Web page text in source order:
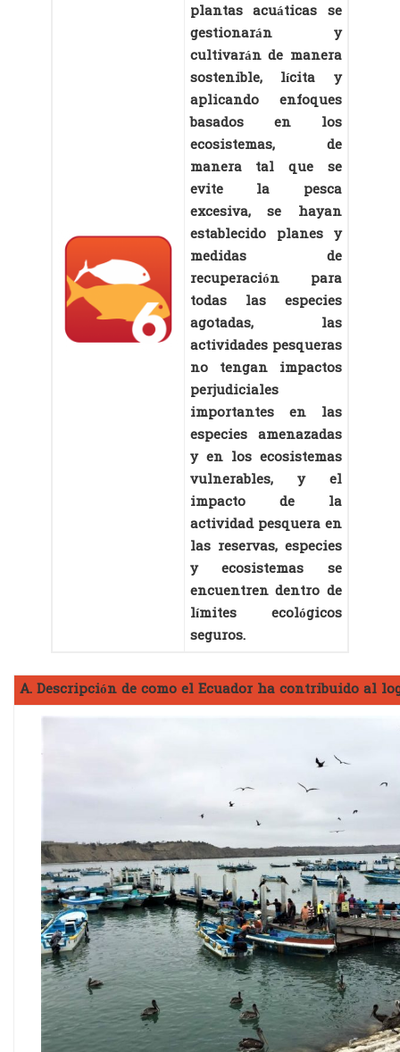
plantas acuáticas se
gestionarán y
cultivarán de manera
sostenible, lícita y
aplicando enfoques
basados en los
ecosistemas, de
manera tal que se
evite la pesca
excesiva, se hayan
establecido planes y
medidas de
recuperación para
todas las especies
agotadas, las
actividades pesqueras
no tengan impactos
perjudiciales
importantes en las
especies amenazadas
y en los ecosistemas
vulnerables, y el
impacto de la
actividad pesquera en
las reservas, especies
y ecosistemas se
encuentren dentro de
límites ecológicos
seguros.
A. Descripción de como el Ecuador ha contribuido al